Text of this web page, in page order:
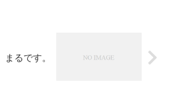
まるです。